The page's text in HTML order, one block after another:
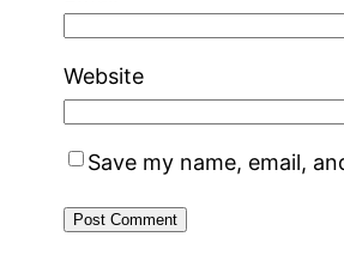
Website
Save my name, email,